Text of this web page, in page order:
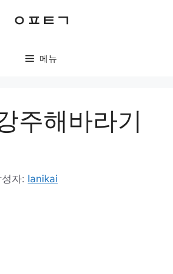
ㅇㅍㅌㄱ
메뉴
주해바라기
성자: lanikai